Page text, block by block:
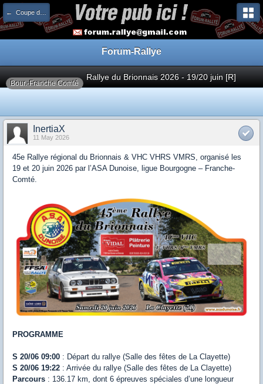
← Coupe de France
Forum-Rallye
Bour.-Franche Comté
Rallye du Brionnais 2026 - 19/20 juin [R]
InertiaX
11 May 2026
45e Rallye régional du Brionnais & VHC VHRS VMRS, organisé les
19 et 20 juin 2026 par l’ASA Dunoise, ligue Bourgogne – Franche-
Comté.
PROGRAMME
S 20/06 09:00 : Départ du rallye (Salle des fêtes de La Clayette)
S 20/06 19:22 : Arrivée du rallye (Salle des fêtes de La Clayette)
Parcours : 136.17 km, dont 6 épreuves spéciales d’une longueur